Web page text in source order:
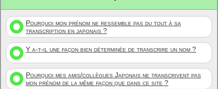
Pourquoi mon prénom ne ressemble pas du tout à sa
transcription en japonais ?
Y a-t-il une façon bien déterminée de transcrire un nom ?
Pourquoi mes amis/collègues Japonais ne transcrivent pas
mon prénom de la même façon que dans ce site ?